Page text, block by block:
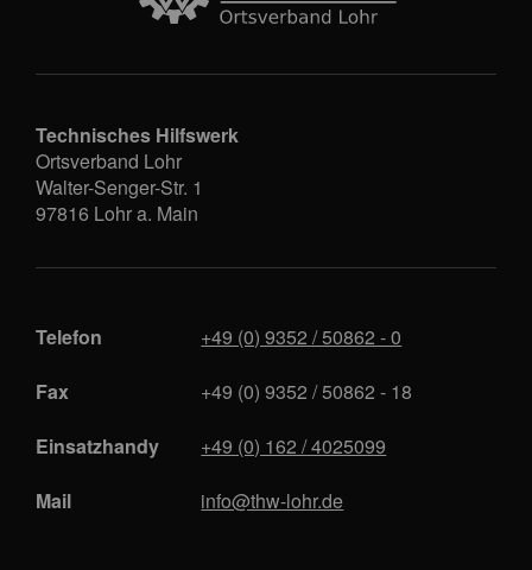
Technisches Hilfswerk
Ortsverband Lohr
Walter-Senger-Str. 1
97816 Lohr a. Main
Telefon
+49 (0) 9352 / 50862 - 0
Fax
+49 (0) 9352 / 50862 - 18
Einsatzhandy
+49 (0) 162 / 4025099
Mail
info@thw-lohr.de